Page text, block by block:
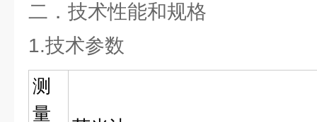
二．技术性能和规格
1.技术参数
测
量